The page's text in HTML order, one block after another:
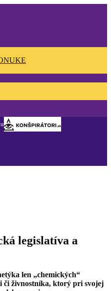
legislatíva a
len „chemických“
či živnostníka, ktorý pri svojej